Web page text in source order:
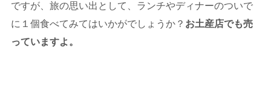
ですが、旅の思い出として、ランチやディナーのついで
に１個食べてみてはいかがでしょうか？ お土産店でも売
っていますよ。